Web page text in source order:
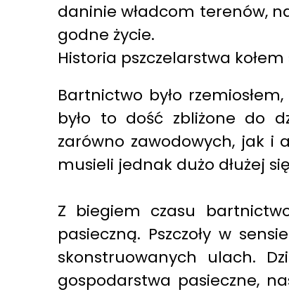
daninie władcom terenów,
godne życie.
Historia pszczelarstwa kołem
Bartnictwo było
było to dość zbliżone do
zarówno zawodowych, jak i
musieli jednak dużo dłużej
Z biegiem czasu
pasieczną. Pszczoły w
skonstruowanych ulach.
gospodarstwa pasieczne,